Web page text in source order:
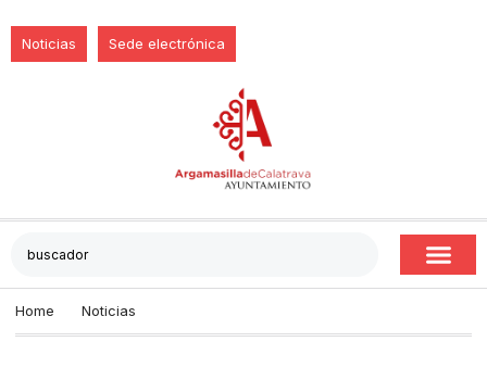
Noticias Sede electrónica
Home Noticias